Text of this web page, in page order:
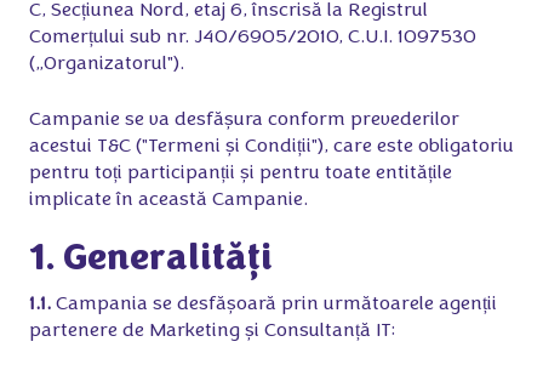
C, Secțiunea Nord, etaj 6, înscrisă la Registrul
Comerțului sub nr. J40/6905/2010, C.U.I. 1097530
(„Organizatorul").
Campanie se va desfășura conform prevederilor
acestui T&C ("Termeni și Condiții"), care este obligatoriu
pentru toți participanții și pentru toate entitățile
implicate în această Campanie.
1. Generalități
1.1. Campania se desfășoară prin următoarele agenții
partenere de Marketing și Consultanță IT: